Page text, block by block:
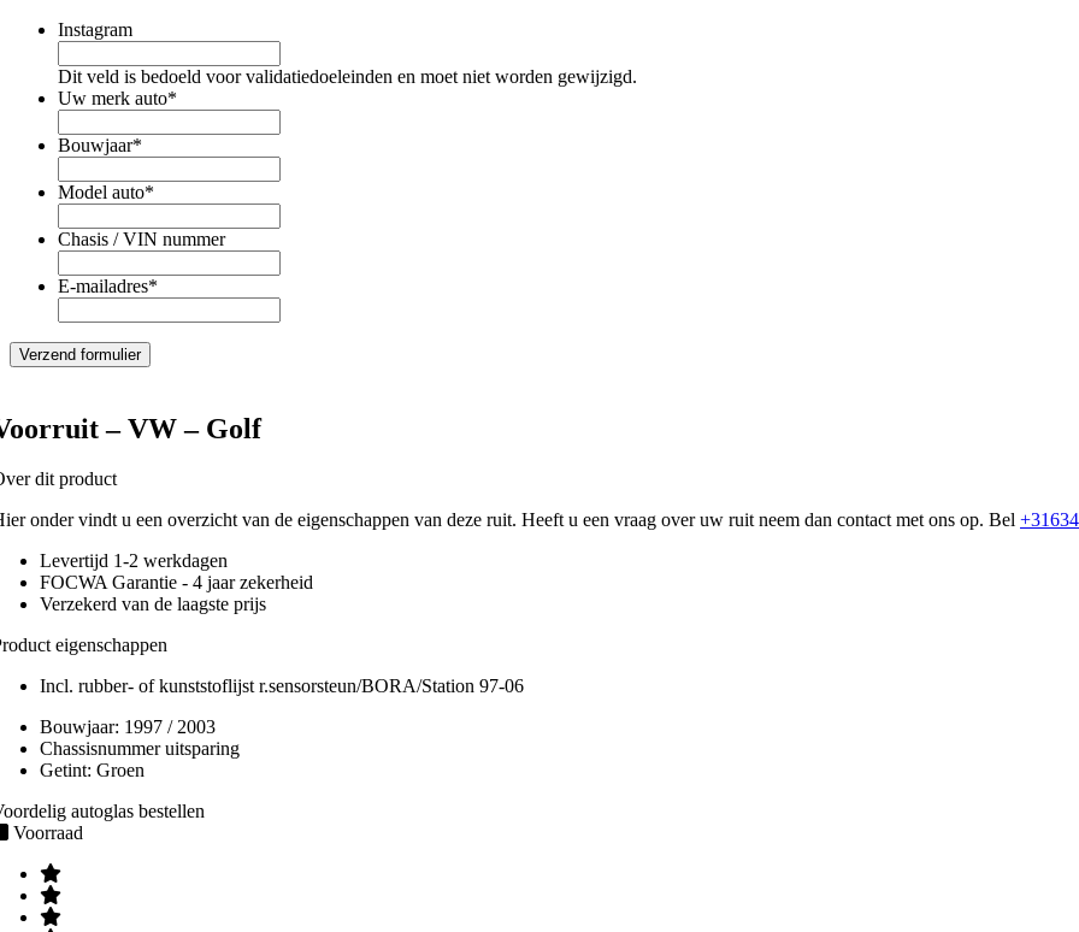
Instagram
Dit veld is bedoeld voor validatiedoeleinden en moet niet worden gewijzigd.
Uw merk auto*
Bouwjaar*
Model auto*
Chasis / VIN nummer
E-mailadres*
– VW – Golf
dit product
onder vindt u een overzicht van de eigenschappen van deze ruit. Heeft u een vraag over uw ruit neem dan contact met ons op. Bel
Levertijd 1-2 werkdagen
FOCWA Garantie - 4 jaar zekerheid
Verzekerd van de laagste prijs
eigenschappen
Incl. rubber- of kunststoflijst r.sensorsteun/BORA/Station 97-06
Bouwjaar: 1997 / 2003
Chassisnummer uitsparing
Getint: Groen
autoglas bestellen
Voorraad